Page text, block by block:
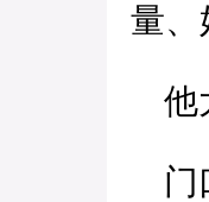
量、
他
门